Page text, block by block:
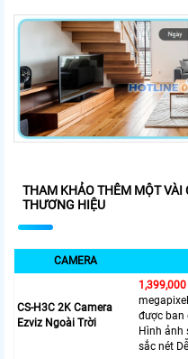
THAM KHẢO THÊM MỘT VÀI
THƯƠNG HIỆU
CAMERA
CS-H3C 2K Camera
Ezviz Ngoài Trời
được ban
Hình ảnh
sắc nét